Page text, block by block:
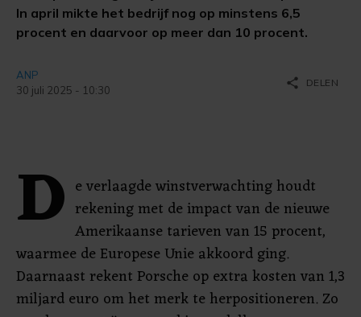
In april mikte het bedrijf nog op minstens 6,5
procent en daarvoor op meer dan 10 procent.
ANP
30 juli 2025 - 10:30
share DELEN
D e verlaagde winstverwachting houdt
rekening met de impact van de nieuwe
Amerikaanse tarieven van 15 procent,
waarmee de Europese Unie akkoord ging.
Daarnaast rekent Porsche op extra kosten van 1,3
miljard euro om het merk te herpositioneren. Zo